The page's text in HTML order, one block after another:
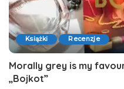
Książki Recenzje
Morally grey is my
„Bojkot”